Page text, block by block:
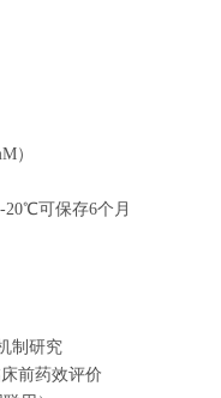
）
20℃可保存6个月
制研究
前药效评价